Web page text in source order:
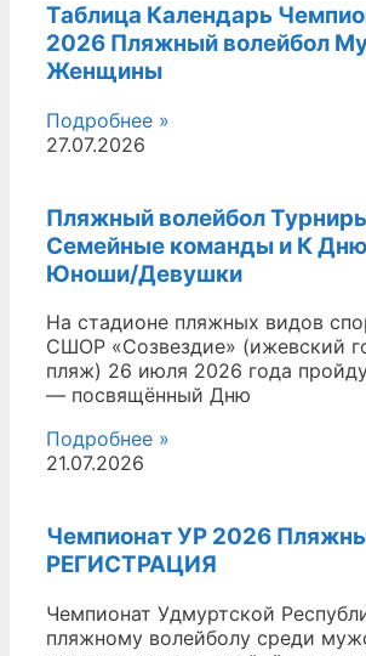
Таблица Календарь
2026 Пляжный волейбол
Женщины
Подробнее »
27.07.2026
Пляжный волейбол
Семейные команды и К
Юноши/Девушки
На стадионе пляжных видов
СШОР «Созвездие» (ижевский
пляж) 26 июля 2026 года
— посвящённый Дню
Подробнее »
21.07.2026
Чемпионат УР 2026
РЕГИСТРАЦИЯ
Чемпионат Удмуртской
пляжному волейболу среди